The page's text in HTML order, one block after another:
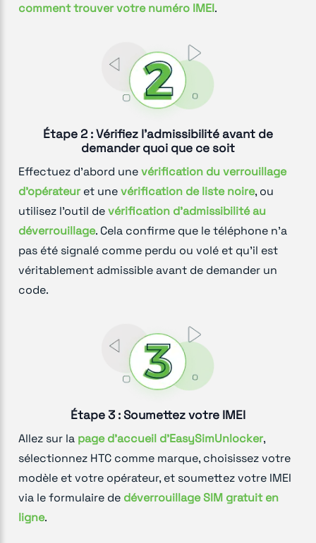
comment trouver votre numéro IMEI.
Étape 2 : Vérifiez l'admissibilité avant de
demander quoi que ce soit
Effectuez d'abord unevérification du verrouillage
d'opérateuret unevérification de liste noire, ou
utilisez l'outil devérification d'admissibilité au
déverrouillage. Cela confirme que le téléphone n'a
pas été signalé comme perdu ou volé et qu'il est
véritablement admissible avant de demander un
code.
Étape 3 : Soumettez votre IMEI
Allez sur la page d'accueil d'EasySimUnlocker,
sélectionnez HTC comme marque, choisissez votre
modèle et votre opérateur, et soumettez votre IMEI
via le formulaire de déverrouillage SIM gratuit en
ligne.